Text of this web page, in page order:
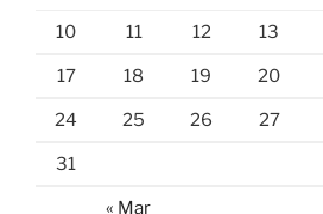
10 11 12 13
17 18 19 20
24 25 26 27
31
« Mar